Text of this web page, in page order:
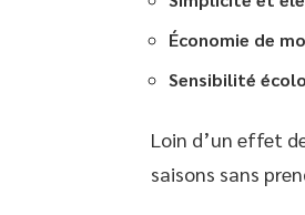
Économie de
Sensibilité
Loin d’un effet
saisons sans